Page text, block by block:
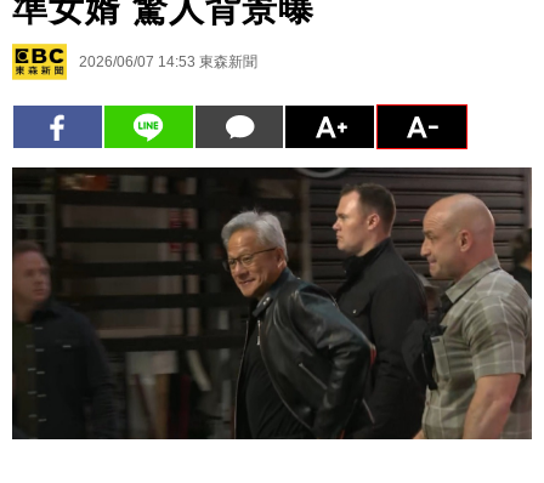
準女婿 驚人背景曝
2026/06/07 14:53 東森新聞